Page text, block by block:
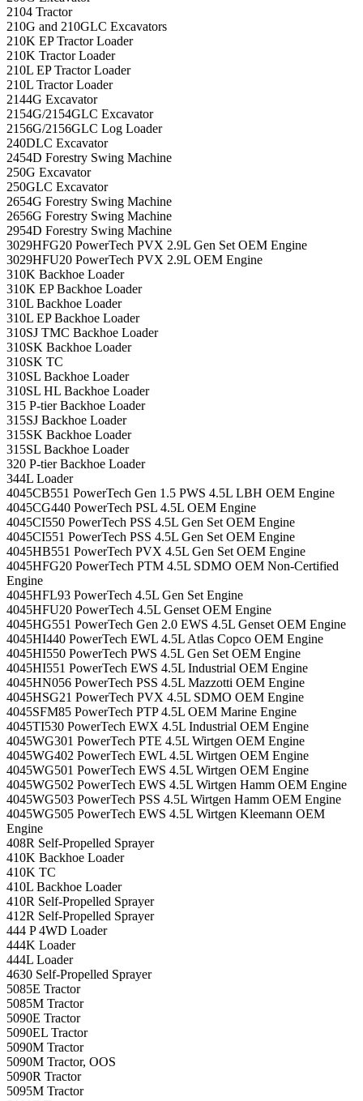
2104 Tractor
210G and 210GLC Excavators
210K EP Tractor Loader
210K Tractor Loader
210L EP Tractor Loader
210L Tractor Loader
2144G Excavator
2154G/2154GLC Excavator
2156G/2156GLC Log Loader
240DLC Excavator
2454D Forestry Swing Machine
250G Excavator
250GLC Excavator
2654G Forestry Swing Machine
2656G Forestry Swing Machine
2954D Forestry Swing Machine
3029HFG20 PowerTech PVX 2.9L Gen Set OEM Engine
3029HFU20 PowerTech PVX 2.9L OEM Engine
310K Backhoe Loader
310K EP Backhoe Loader
310L Backhoe Loader
310L EP Backhoe Loader
310SJ TMC Backhoe Loader
310SK Backhoe Loader
310SK TC
310SL Backhoe Loader
310SL HL Backhoe Loader
315 P-tier Backhoe Loader
315SJ Backhoe Loader
315SK Backhoe Loader
315SL Backhoe Loader
320 P-tier Backhoe Loader
344L Loader
4045CB551 PowerTech Gen 1.5 PWS 4.5L LBH OEM Engine
4045CG440 PowerTech PSL 4.5L OEM Engine
4045CI550 PowerTech PSS 4.5L Gen Set OEM Engine
4045CI551 PowerTech PSS 4.5L Gen Set OEM Engine
4045HB551 PowerTech PVX 4.5L Gen Set OEM Engine
4045HFG20 PowerTech PTM 4.5L SDMO OEM Non-Certified
Engine
4045HFL93 PowerTech 4.5L Gen Set Engine
4045HFU20 PowerTech 4.5L Genset OEM Engine
4045HG551 PowerTech Gen 2.0 EWS 4.5L Genset OEM Engine
4045HI440 PowerTech EWL 4.5L Atlas Copco OEM Engine
4045HI550 PowerTech PWS 4.5L Gen Set OEM Engine
4045HI551 PowerTech EWS 4.5L Industrial OEM Engine
4045HN056 PowerTech PSS 4.5L Mazzotti OEM Engine
4045HSG21 PowerTech PVX 4.5L SDMO OEM Engine
4045SFM85 PowerTech PTP 4.5L OEM Marine Engine
4045TI530 PowerTech EWX 4.5L Industrial OEM Engine
4045WG301 PowerTech PTE 4.5L Wirtgen OEM Engine
4045WG402 PowerTech EWL 4.5L Wirtgen OEM Engine
4045WG501 PowerTech EWS 4.5L Wirtgen OEM Engine
4045WG502 PowerTech EWS 4.5L Wirtgen Hamm OEM Engine
4045WG503 PowerTech PSS 4.5L Wirtgen Hamm OEM Engine
4045WG505 PowerTech EWS 4.5L Wirtgen Kleemann OEM
Engine
408R Self-Propelled Sprayer
410K Backhoe Loader
410K TC
410L Backhoe Loader
410R Self-Propelled Sprayer
412R Self-Propelled Sprayer
444 P 4WD Loader
444K Loader
444L Loader
4630 Self-Propelled Sprayer
5085E Tractor
5085M Tractor
5090E Tractor
5090EL Tractor
5090M Tractor
5090M Tractor, OOS
5090R Tractor
5095M Tractor